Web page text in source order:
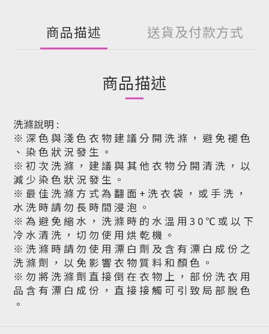
商品描述 送貨及付款方式
商品描述
洗滌說明 :
※ 深 色 與 淺 色 衣 物 建 議 分 開 洗 滌 ， 避 免 褪 色
、 染 色 狀 況 發 生 。
※ 初 次 洗 滌 ， 建 議 與 其 他 衣 物 分 開 清 洗 ， 以
減 少 染 色 狀 況 發 生 。
※ 最 佳 洗 滌 方 式 為 翻 面 + 洗 衣 袋 ， 或 手 洗 ，
水 洗 時 請 勿 長 時 間 浸 泡 。
※ 為 避 免 縮 水 ， 洗 滌 時 的 水 溫 用 3 0 ℃ 或 以 下
冷 水 清 洗 ， 切 勿 使 用 烘 乾 機 。
※ 洗 滌 時 請 勿 使 用 漂 白 劑 及 含 有 漂 白 成 份 之
洗 滌 劑 ， 以 免 影 響 衣 物 質 料 和 顏 色 。
※ 勿 將 洗 滌 劑 直 接 倒 在 衣 物 上 ， 部 份 洗 衣 用
品 含 有 漂 白 成 份 ， 直 接 接 觸 可 引 致 局 部 脫 色
。